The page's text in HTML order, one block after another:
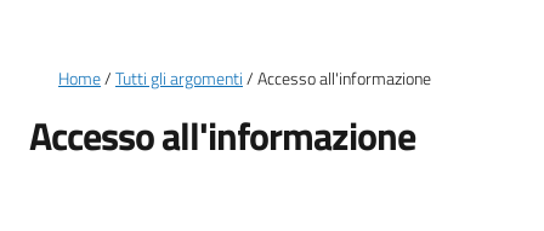
Briciole di pane
Home Tutti gli argomenti Accesso all'informazione
Accesso all'informazione